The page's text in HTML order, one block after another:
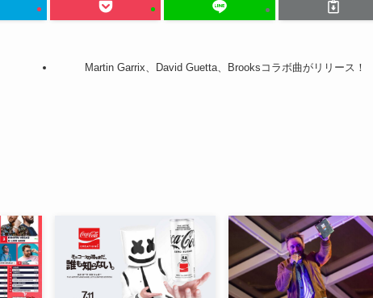
Martin Garrix、David Guetta、Brooksコラボ曲がリリース！